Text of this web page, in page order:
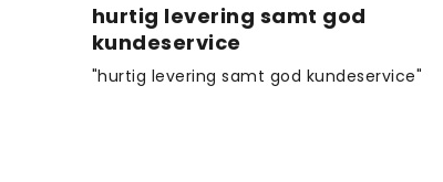
hurtig levering samt god
kundeservice
"hurtig levering samt god kundeservice"